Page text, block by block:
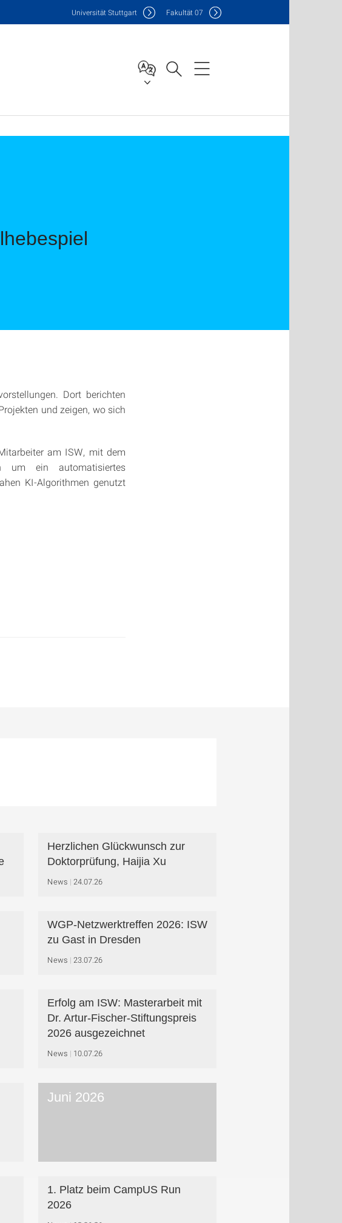
Universität Stuttgart Fakultät07
Dort berichten
und zeigen, wo sich
am ISW, mit dem
um ein automatisiertes
KI-Algorithmen genutzt
Herzlichen Glückwunsch zur
Doktorprüfung, Haijia Xu
News 24.07.26
WGP-Netzwerktreffen 2026: ISW
zu Gast in Dresden
News 23.07.26
Erfolg am ISW: Masterarbeit mit
Dr. Artur-Fischer-Stiftungspreis
2026 ausgezeichnet
News 10.07.26
Juni 2026
1. Platz beim CampUS Run
2026